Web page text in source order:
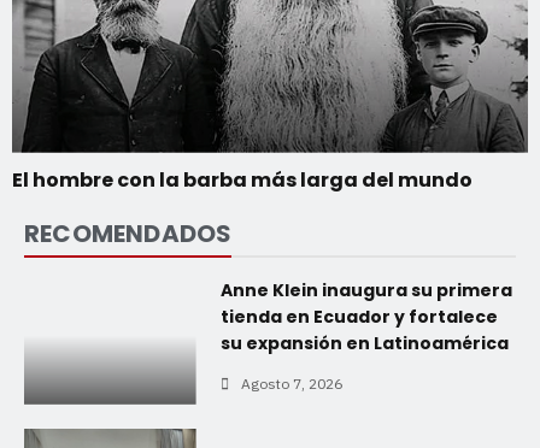
El hombre con la barba más larga del mundo
RECOMENDADOS
Anne Klein inaugura su primera
tienda en Ecuador y fortalece
su expansión en Latinoamérica
Agosto 7, 2026